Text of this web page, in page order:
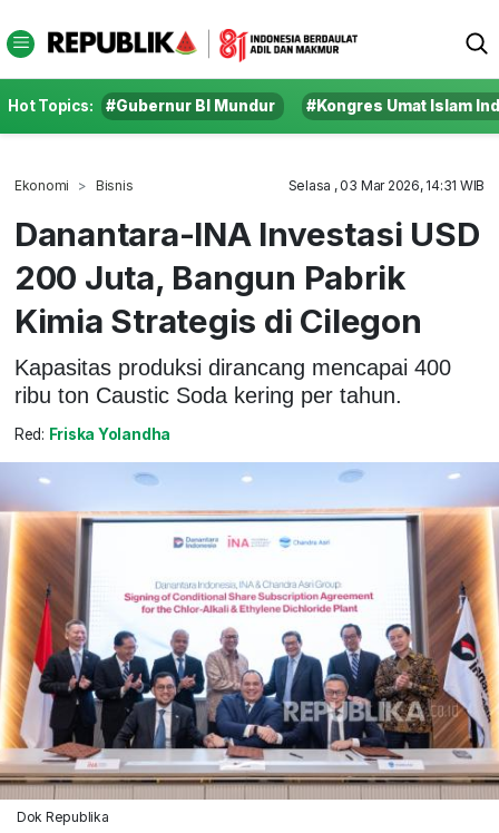
Hot Topics: #Gubernur BI Mundur #Kongres Umat Islam
Ekonomi Bisnis Selasa , 03 Mar 2026, 14:31 WIB
Danantara-INA Investasi USD
200 Juta, Bangun Pabrik
Kimia Strategis di Cilegon
Kapasitas produksi dirancang mencapai 400
ribu ton Caustic Soda kering per tahun.
Red: Friska Yolandha
Dok Republika